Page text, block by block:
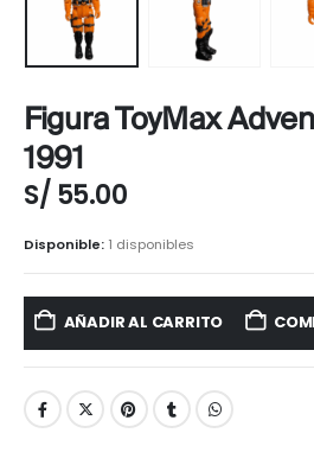
Figura ToyMax
1991
S/ 55.00
Disponible: 1 disponibles
AÑADIR AL CARRITO